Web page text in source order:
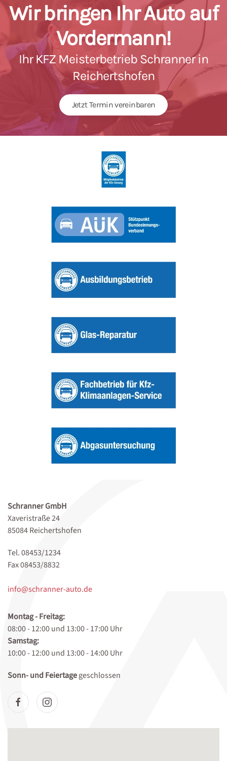
Wir bringen Ihr Auto auf
Vordermann!
Ihr KFZ Meisterbetrieb Schranner in
Reichertshofen
Jetzt Termin vereinbaren
Schranner GmbH
Xaveristraße 24
85084 Reichertshofen
Tel. 08453/1234
Fax 08453/8832
info@schranner-auto.de
Montag - Freitag:
08:00 - 12:00 und 13:00 - 17:00 Uhr
Samstag:
10:00 - 12:00 und 13:00 - 14:00 Uhr
Sonn- und Feiertagegeschlossen